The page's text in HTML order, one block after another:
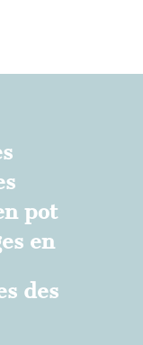
pot
en
des